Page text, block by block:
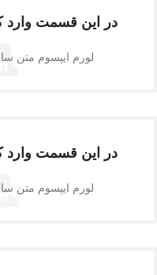
در این قسمت وارد
لورم ایپسوم متن
در این قسمت وارد
لورم ایپسوم متن